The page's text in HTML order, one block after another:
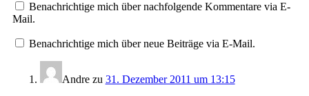
Benachrichtige mich über nachfolgende Kommentare via E-
Mail.
Benachrichtige mich über neue Beiträge via E-Mail.
Andrezu 31. Dezember 2011 um 13:15